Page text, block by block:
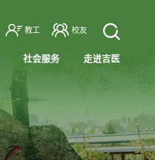
教工 校友
社会服务 走进吉医